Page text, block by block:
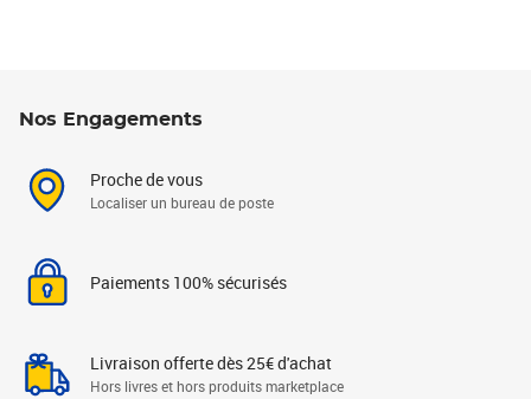
Nos Engagements
Proche de vous
Localiser un bureau de poste
Paiements 100% sécurisés
Livraison offerte dès 25€ d'achat
Hors livres et hors produits marketplace